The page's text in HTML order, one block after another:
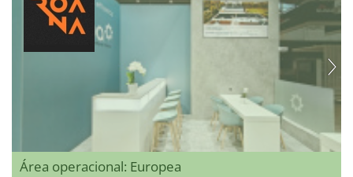
Área operacional: Europea